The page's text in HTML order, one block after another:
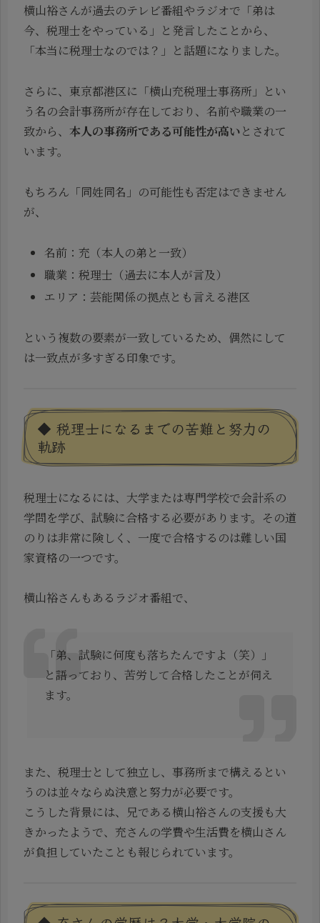
横山裕さんが過去のテレビ番組やラジオで「弟は
今、税理士をやっている」と発言したことから、
「本当に税理士なのでは？」と話題になりました。
さらに、東京都港区に「横山充税理士事務所」とい
う名の会計事務所が存在しており、名前や職業の一
致から、 本人の事務所である可能性が高いとされて
います。
もちろん「同姓同名」の可能性も否定はできません
が、
名前：充（本人の弟と一致）
職業：税理士（過去に本人が言及）
エリア：芸能関係の拠点とも言える港区
という複数の要素が一致しているため、偶然にして
は一致点が多すぎる印象です。
◆ 税理士になるまでの苦難と努力の
軌跡
税理士になるには、大学または専門学校で会計系の
学問を学び、試験に合格する必要があります。その道
のりは非常に険しく、一度で合格するのは難しい国
家資格の一つです。
横山裕さんもあるラジオ番組で、
「弟、試験に何度も落ちたんですよ（笑）」
と語っており、苦労して合格したことが伺え
ます。
また、税理士として独立し、事務所まで構えるとい
うのは並々ならぬ決意と努力が必要です。
こうした背景には、兄である横山裕さんの支援も大
きかったようで、充さんの学費や生活費を横山さん
が負担していたことも報じられています。